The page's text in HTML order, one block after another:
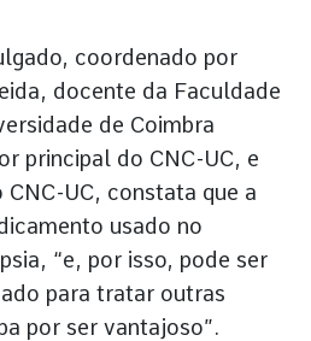
coordenado por
docente da Faculdade
de Coimbra
principal do CNC-UC, e
UC, constata que a
usado no
“e, por isso, pode ser
para tratar outras
por ser vantajoso”.